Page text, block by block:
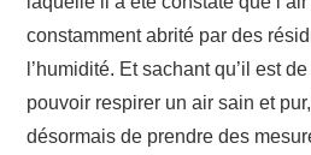
constamment abrité par des
l’humidité. Et sachant qu’il est
pouvoir respirer un air sain et
désormais de prendre des